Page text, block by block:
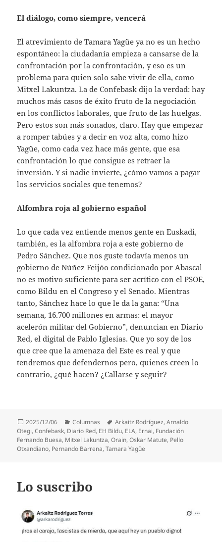
El diálogo, como siempre, vencerá
El atrevimiento de Tamara Yagüe ya no es un hecho
espontáneo: la ciudadanía empieza a cansarse de la
confrontación por la confrontación, y eso es un
problema para quien solo sabe vivir de ella, como
Mitxel Lakuntza. La de Confebask dijo la verdad: hay
muchos más casos de éxito fruto de la negociación
en los conflictos laborales, que fruto de las huelgas.
Pero estos son más sonados, claro. Hay que empezar
a romper tabúes y a decir en voz alta, como hizo
Yagüe, como cada vez hace más gente, que esa
confrontación lo que consigue es retraer la
inversión. Y si nadie invierte, ¿cómo vamos a pagar
los servicios sociales que tenemos?
Alfombra roja al gobierno español
Lo que cada vez entiende menos gente en Euskadi,
también, es la alfombra roja a este gobierno de
Pedro Sánchez. Que nos guste todavía menos un
gobierno de Núñez Feijóo condicionado por Abascal
no es motivo suficiente para ser acrítico con el PSOE,
como Bildu en el Congreso y el Senado. Mientras
tanto, Sánchez hace lo que le da la gana: “Una
semana, 16.700 millones en armas: el mayor
acelerón militar del Gobierno”, denuncian en Diario
Red, el digital de Pablo Iglesias. Que yo soy de los
que cree que la amenaza del Este es real y que
tendremos que defendernos pero, quienes creen lo
contrario, ¿qué hacen? ¿Callarse y seguir?
Publicado
el
2025/12/06 Categorías
Columnas Etiquetas
Arkaitz Rodríguez,Arnaldo
Otegi,Confebask, Diario Red, EH Bildu, ELA, Ernai, Fundación
Fernando Buesa, Mitxel Lakuntza,Orain,Oskar Matute, Pello
Otxandiano, Pernando Barrena,Tamara Yagüe
Lo suscribo